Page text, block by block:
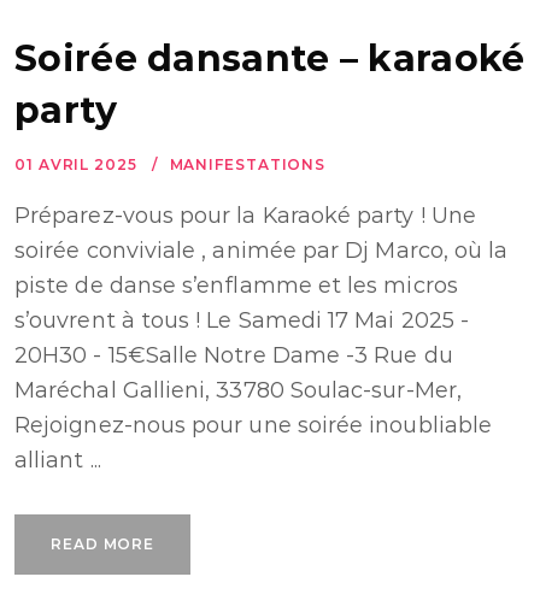
Soirée dansante – karaoké
party
01 AVRIL 2025 MANIFESTATIONS
Préparez-vous pour la Karaoké party ! Une
soirée conviviale , animée par Dj Marco, où la
piste de danse s’enflamme et les micros
s’ouvrent à tous ! Le Samedi 17 Mai 2025 -
20H30 - 15€Salle Notre Dame -3 Rue du
Maréchal Gallieni, 33780 Soulac-sur-Mer,
Rejoignez-nous pour une soirée inoubliable
alliant ...
READ MORE